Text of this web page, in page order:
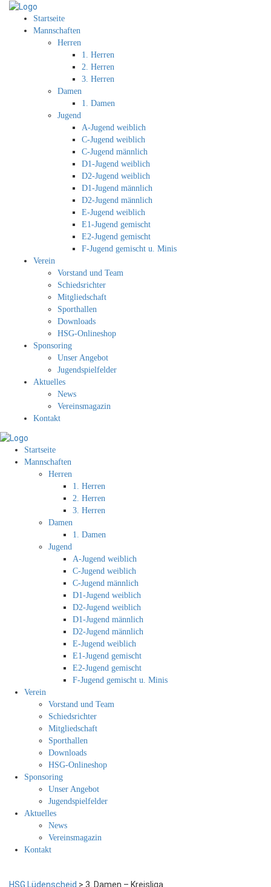
Startseite
Mannschaften
Herren
1. Herren
2. Herren
3. Herren
Damen
1. Damen
Jugend
A-Jugend weiblich
C-Jugend weiblich
C-Jugend männlich
D1-Jugend weiblich
D2-Jugend weiblich
D1-Jugend männlich
D2-Jugend männlich
E-Jugend weiblich
E1-Jugend gemischt
E2-Jugend gemischt
F-Jugend gemischt u. Minis
Verein
Vorstand und Team
Schiedsrichter
Mitgliedschaft
Sporthallen
Downloads
HSG-Onlineshop
Sponsoring
Unser Angebot
Jugendspielfelder
Aktuelles
News
Vereinsmagazin
Kontakt
Startseite
Mannschaften
Herren
1. Herren
2. Herren
3. Herren
Damen
1. Damen
Jugend
A-Jugend weiblich
C-Jugend weiblich
C-Jugend männlich
D1-Jugend weiblich
D2-Jugend weiblich
D1-Jugend männlich
D2-Jugend männlich
E-Jugend weiblich
E1-Jugend gemischt
E2-Jugend gemischt
F-Jugend gemischt u. Minis
Verein
Vorstand und Team
Schiedsrichter
Mitgliedschaft
Sporthallen
Downloads
HSG-Onlineshop
Sponsoring
Unser Angebot
Jugendspielfelder
Aktuelles
News
Vereinsmagazin
Kontakt
HSG Lüdenscheid > 3. Damen – Kreisliga